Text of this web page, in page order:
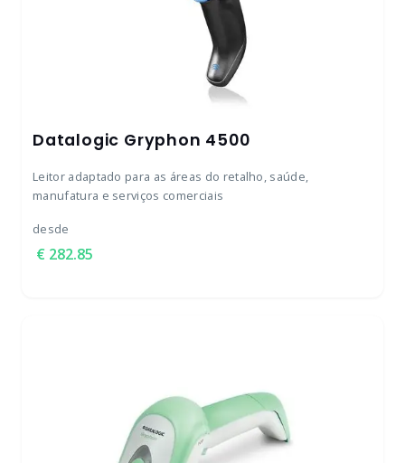
Datalogic Gryphon 4500
Leitor adaptado para as áreas do retalho, saúde,
manufatura e serviços comerciais
desde
282.85